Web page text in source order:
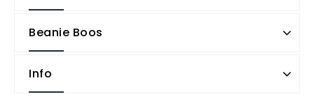
Beanie Boos
Info